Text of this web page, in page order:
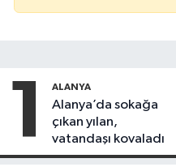
1 ALANYA
Alanya’da sokağa
çıkan yılan,
vatandaşı kovaladı